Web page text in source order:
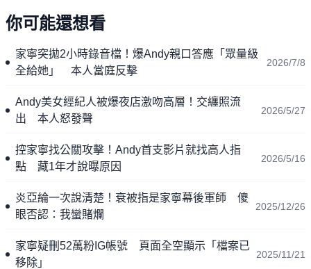
你可能還想看
家寧突拋2小時錄音檔！爆Andy親口答應「眾量級
全給她」 本人當庭反擊
2026/7/8
Andy美女經紀人被爆夜店激吻高層！交纏照流
出 本人怒發聲
2026/5/27
控家寧找公關攻擊！Andy首支影片就找高人指
點 藏1年才說曝原因
2026/5/16
炎亞綸一次說清楚！衰被指是家寧幕後軍師 傻
眼否認：我蠻賭爛
2025/12/26
家寧疑刪52萬粉IG帳號 頁面全空顯示「檔案已
移除」
2025/11/21